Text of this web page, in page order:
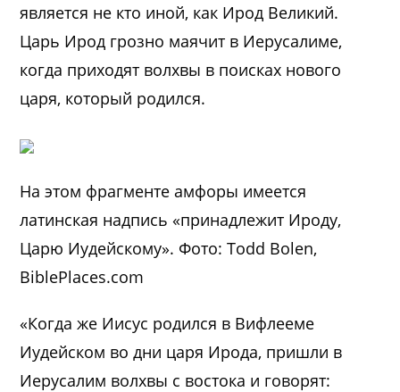
является не кто иной, как Ирод Великий.
Царь Ирод грозно маячит в Иерусалиме,
когда приходят волхвы в поисках нового
царя, который родился.
На этом фрагменте амфоры имеется
латинская надпись «принадлежит Ироду,
Царю Иудейскому». Фото: Todd Bolen,
BiblePlaces.com
«Когда же Иисус родился в Вифлееме
Иудейском во дни царя Ирода, пришли в
Иерусалим волхвы с востока и говорят: